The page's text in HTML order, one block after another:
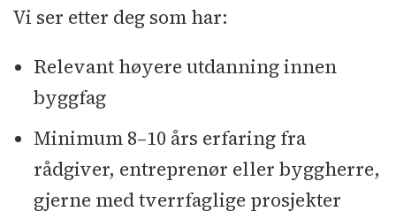
Vi ser etter deg som har:
Relevant høyere utdanning innen
byggfag
Minimum 8–10 års erfaring fra
rådgiver, entreprenør eller byggherre,
gjerne med tverrfaglige prosjekter